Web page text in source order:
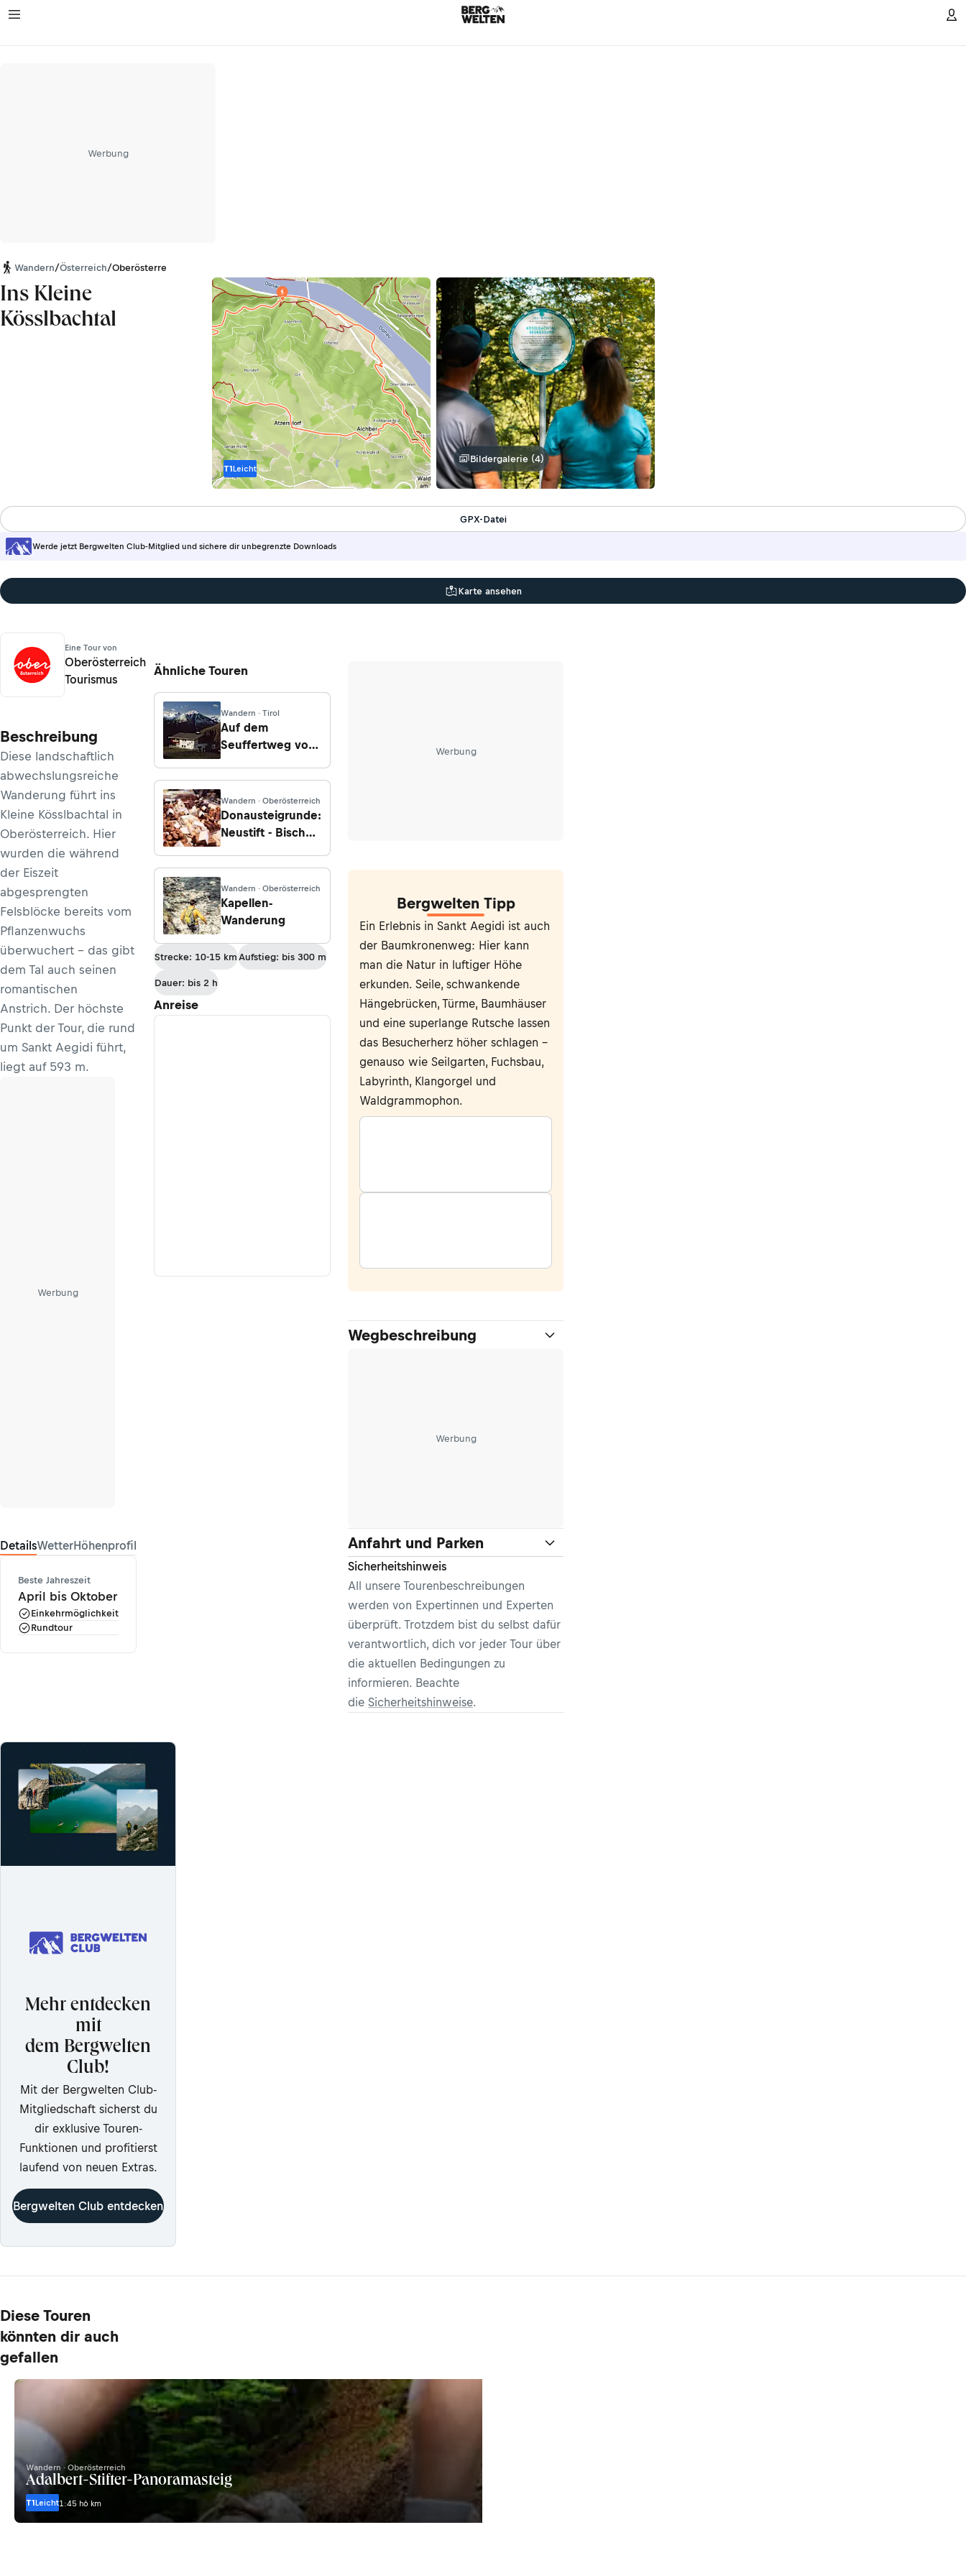
Werbung
Wandern/Österreich/Oberösterreich
Ins Kleine
Kösslbachtal
T1Leicht
Bildergalerie (4)
Werde jetzt Bergwelten Club-Mitglied und sichere dir unbegrenzte Downloads
GPX-Datei
Karte ansehen
Eine Tour von
Oberösterreich
Tourismus
Beschreibung
Diese landschaftlich
abwechslungsreiche
Wanderung führt ins
Kleine Kösslbachtal in
Oberösterreich. Hier
wurden die während
der Eiszeit
abgesprengten
Felsblöcke bereits vom
Pflanzenwuchs
überwuchert – das gibt
dem Tal auch seinen
romantischen
Anstrich. Der höchste
Punkt der Tour, die rund
um Sankt Aegidi führt,
liegt auf 593 m.
Werbung
DetailsWetterHöhenprofil
Beste Jahreszeit
April bis Oktober
Einkehrmöglichkeit
Rundtour
Ähnliche Touren
Wandern · Tirol
Auf dem
Seuffertweg von
Hütte zur
Vernagthütte
Wandern · Oberösterreich
Donausteigrunde:
Neustift - Bischof
Wandern · Oberösterreich
Kapellen-
Wanderung
Strecke: 10-15 km Aufstieg: bis 300 m
Dauer: bis 2 h
Anreise
Werbung
Bergwelten Tipp
Ein Erlebnis in Sankt Aegidi ist auch
der Baumkronenweg: Hier kann
man die Natur in luftiger Höhe
erkunden. Seile, schwankende
Hängebrücken, Türme, Baumhäuser
und eine superlange Rutsche lassen
das Besucherherz höher schlagen –
genauso wie Seilgarten, Fuchsbau,
Labyrinth, Klangorgel und
Waldgrammophon.
Wegbeschreibung
Werbung
Anfahrt und Parken
Sicherheitshinweis
All unsere Tourenbeschreibungen
werden von Expertinnen und Experten
überprüft. Trotzdem bist du selbst dafür
verantwortlich, dich vor jeder Tour über
die aktuellen Bedingungen zu
informieren. Beachte
die Sicherheitshinweise.
Mehr entdecken
mit
dem Bergwelten
Club!
Mit der Bergwelten Club-
Mitgliedschaft sicherst du
dir exklusive Touren-
Funktionen und profitierst
laufend von neuen Extras.
Bergwelten Club entdecken
Diese Touren
könnten dir auch
gefallen
Wandern · Oberösterreich
Adalbert-Stifter-Panoramasteig
T1Leicht1:45 h6 km